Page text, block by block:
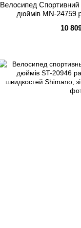
Велоcипед
дюймів MN-24759
10